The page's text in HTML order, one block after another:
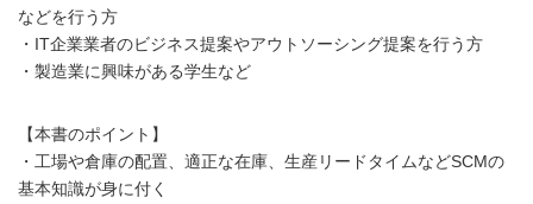
などを行う方
・IT企業業者のビジネス提案やアウトソーシング提案を行う方
・製造業に興味がある学生など
【本書のポイント】
・工場や倉庫の配置、適正な在庫、生産リードタイムなどSCMの
基本知識が身に付く